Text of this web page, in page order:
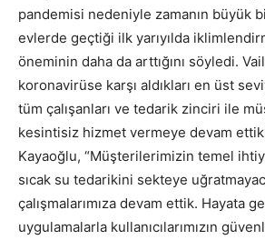
pandemisi nedeniyle zamanın büyük
evlerde geçtiği ilk yarıyılda
öneminin daha da arttığını söyledi.
koronavirüse karşı aldıkları en üst
tüm çalışanları ve tedarik zinciri ile
kesintisiz hizmet vermeye devam
Kayaoğlu, “Müşterilerimizin temel
sıcak su tedarikini sekteye
çalışmalarımıza devam ettik. Hayata
uygulamalarla kullanıcılarımızın